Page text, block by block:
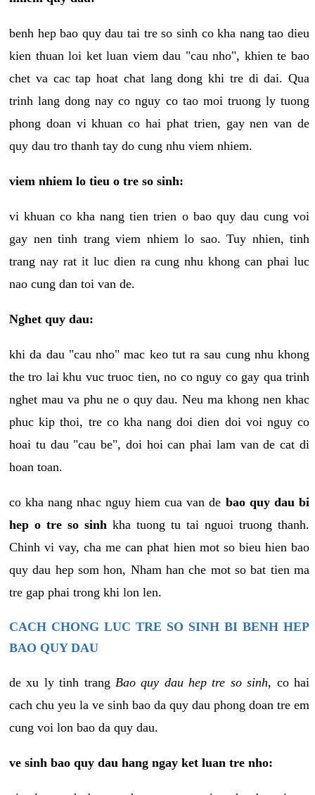
benh hep bao quy dau tai tre so sinh co kha nang tao dieu
kien thuan loi ket luan viem dau "cau nho", khien te bao
chet va cac tap hoat chat lang dong khi tre di dai. Qua
trinh lang dong nay co nguy co tao moi truong ly tuong
phong doan vi khuan co hai phat trien, gay nen van de
quy dau tro thanh tay do cung nhu viem nhiem.
viem nhiem lo tieu o tre so sinh:
vi khuan co kha nang tien trien o bao quy dau cung voi
gay nen tinh trang viem nhiem lo sao. Tuy nhien, tinh
trang nay rat it luc dien ra cung nhu khong can phai luc
nao cung dan toi van de.
Nghet quy dau:
khi da dau "cau nho" mac keo tut ra sau cung nhu khong
the tro lai khu vuc truoc tien, no co nguy co gay qua trinh
nghet mau va phu ne o quy dau. Neu ma khong nen khac
phuc kip thoi, tre co kha nang doi dien doi voi nguy co
hoai tu dau "cau be", doi hoi can phai lam van de cat di
hoan toan.
co kha nang nhac nguy hiem cua van de bao quy dau bi
hep o tre so sinh kha tuong tu tai nguoi truong thanh.
Chinh vi vay, cha me can phat hien mot so bieu hien bao
quy dau hep som hon, Nham han che mot so bat tien ma
tre gap phai trong khi lon len.
CACH CHONG LUC TRE SO SINH BI BENH HEP
BAO QUY DAU
de xu ly tinh trang Bao quy dau hep tre so sinh, co hai
cach chu yeu la ve sinh bao da quy dau phong doan tre em
cung voi lon bao da quy dau.
ve sinh bao quy dau hang ngay ket luan tre nho: